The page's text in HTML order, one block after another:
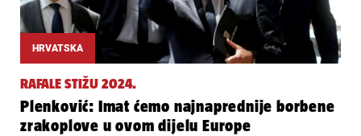
HRVATSKA
RAFALE STIŽU 2024.
Plenković: Imat ćemo najnaprednije borbene
zrakoplove u ovom dijelu Europe